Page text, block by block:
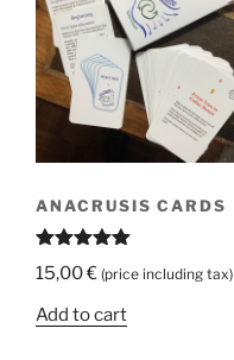
ANACRUSIS CARDS
Rated 5.00
out of 5
15,00€ (price including tax)
Add to cart